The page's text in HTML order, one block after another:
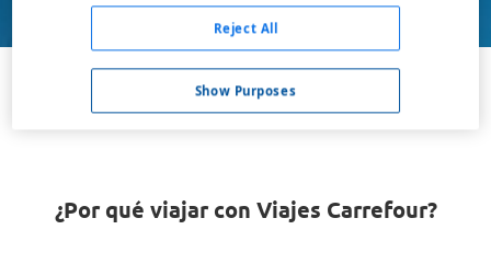
Buscar
VER TODOS LOS HOTELES BARATOS EN LANAKEN
¿Por qué viajar con Viajes Carrefour?
Show Purposes
Reject All